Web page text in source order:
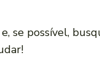
e, se possível,